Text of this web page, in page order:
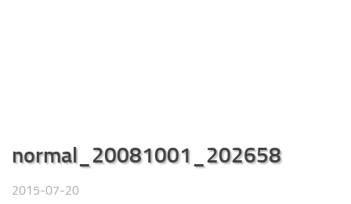
normal_20081001_202658
2015-07-20